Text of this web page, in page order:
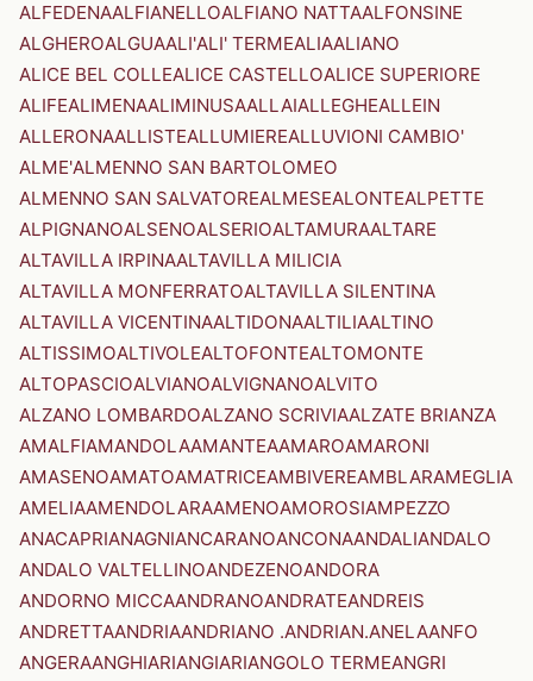
ALFEDENAALFIANELLOALFIANO NATTAALFONSINE
ALGHEROALGUAALI'ALI' TERMEALIAALIANO
ALICE BEL COLLEALICE CASTELLOALICE SUPERIORE
ALIFEALIMENAALIMINUSAALLAIALLEGHEALLEIN
ALLERONAALLISTEALLUMIEREALLUVIONI CAMBIO'
ALME'ALMENNO SAN BARTOLOMEO
ALMENNO SAN SALVATOREALMESEALONTEALPETTE
ALPIGNANOALSENOALSERIOALTAMURAALTARE
ALTAVILLA IRPINAALTAVILLA MILICIA
ALTAVILLA MONFERRATOALTAVILLA SILENTINA
ALTAVILLA VICENTINAALTIDONAALTILIAALTINO
ALTISSIMOALTIVOLEALTOFONTEALTOMONTE
ALTOPASCIOALVIANOALVIGNANOALVITO
ALZANO LOMBARDOALZANO SCRIVIAALZATE BRIANZA
AMALFIAMANDOLAAMANTEAAMAROAMARONI
AMASENOAMATOAMATRICEAMBIVEREAMBLARAMEGLIA
AMELIAAMENDOLARAAMENOAMOROSIAMPEZZO
ANACAPRIANAGNIANCARANOANCONAANDALIANDALO
ANDALO VALTELLINOANDEZENOANDORA
ANDORNO MICCAANDRANOANDRATEANDREIS
ANDRETTAANDRIAANDRIANO .ANDRIAN.ANELAANFO
ANGERAANGHIARIANGIARIANGOLO TERMEANGRI